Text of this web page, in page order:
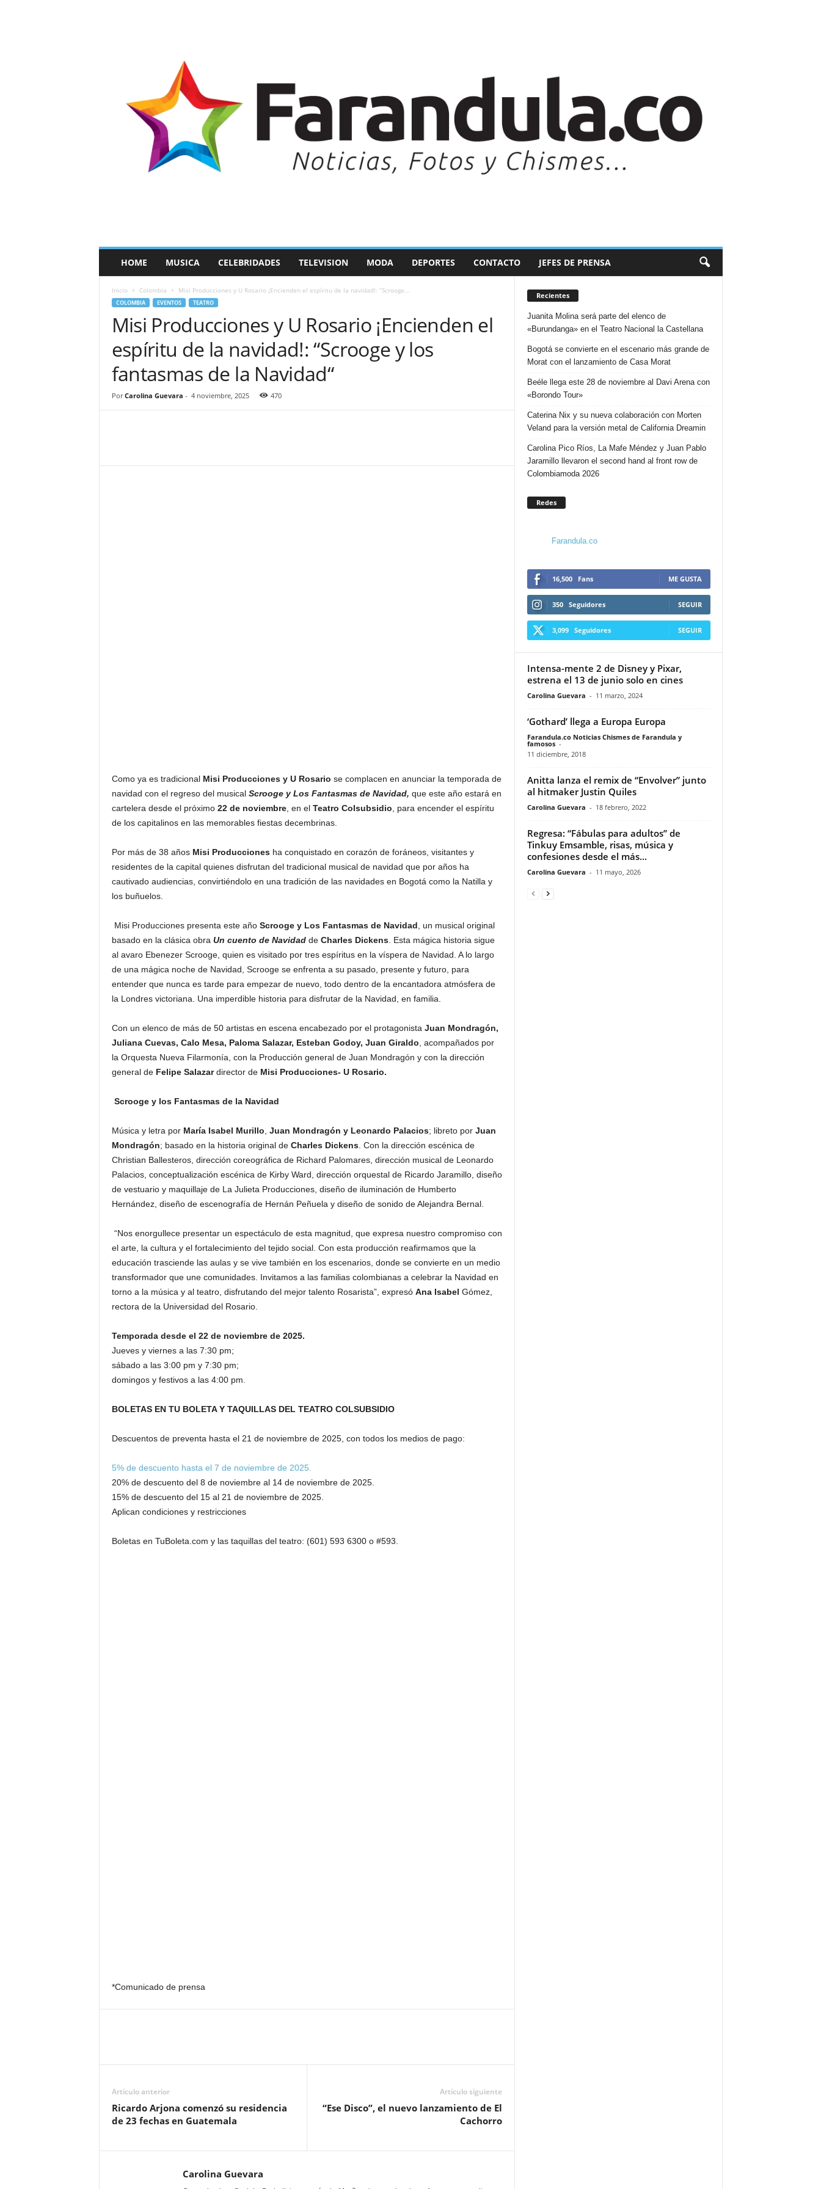
a
HOME MUSICA CELEBRIDADES TELEVISION MODA DEPORTES CONTACTO JEFES DE PRENSA
Inicio Colombia Misi Producciones y U Rosario ¡Encienden el espíritu de la navidad!: “Scrooge...
COLOMBIA EVENTOS TEATRO
Misi Producciones y U Rosario ¡Encienden el
espíritu de la navidad!: “Scrooge y los
fantasmas de la Navidad“
Por Carolina Guevara - 4 noviembre, 2025 470
Como ya es tradicional Misi Producciones y U Rosario se complacen en anunciar la temporada de
navidad con el regreso del musical Scrooge y Los Fantasmas de Navidad, que este año estará en
cartelera desde el próximo 22 de noviembre, en el Teatro Colsubsidio , para encender el espíritu
de los capitalinos en las memorables fiestas decembrinas.
Por más de 38 años Misi Produccionesha conquistado en corazón de foráneos, visitantes y
residentes de la capital quienes disfrutan del tradicional musical de navidad que por años ha
cautivado audiencias, convirtiéndolo en una tradición de las navidades en Bogotá como la Natilla y
los buñuelos.
Misi Producciones presenta este año Scrooge y Los Fantasmas de Navidad , un musical original
basado en la clásica obra Un cuento de Navidadde Charles Dickens. Esta mágica historia sigue
al avaro Ebenezer Scrooge, quien es visitado por tres espíritus en la víspera de Navidad. A lo largo
de una mágica noche de Navidad, Scrooge se enfrenta a su pasado, presente y futuro, para
entender que nunca es tarde para empezar de nuevo, todo dentro de la encantadora atmósfera de
la Londres victoriana. Una imperdible historia para disfrutar de la Navidad, en familia.
Con un elenco de más de 50 artistas en escena encabezado por el protagonista Juan Mondragón,
Juliana Cuevas, Calo Mesa, Paloma Salazar, Esteban Godoy, Juan Giraldo , acompañados por
la Orquesta Nueva Filarmonía, con la Producción general de Juan Mondragón y con la dirección
general de Felipe Salazardirector de Misi Producciones- U Rosario.
Scrooge y los Fantasmas de la Navidad
Música y letra por María Isabel Murillo Juan Mondragón y Leonardo Palacios; libreto por Juan
Mondragón; basado en la historia original de Charles Dickens. Con la dirección escénica de
Christian Ballesteros, dirección coreográfica de Richard Palomares, dirección musical de Leonardo
Palacios, conceptualización escénica de Kirby Ward, dirección orquestal de Ricardo Jaramillo, diseño
de vestuario y maquillaje de La Julieta Producciones, diseño de iluminación de Humberto
Hernández, diseño de escenografía de Hernán Peñuela y diseño de sonido de Alejandra Bernal.
“Nos enorgullece presentar un espectáculo de esta magnitud, que expresa nuestro compromiso con
el arte, la cultura y el fortalecimiento del tejido social. Con esta producción reafirmamos que la
educación trasciende las aulas y se vive también en los escenarios, donde se convierte en un medio
transformador que une comunidades. Invitamos a las familias colombianas a celebrar la Navidad en
torno a la música y al teatro, disfrutando del mejor talento Rosarista”, expresó Ana Isabel Gómez,
rectora de la Universidad del Rosario.
Temporada desde el 22 de noviembre de 2025.
Jueves y viernes a las 7:30 pm;
sábado a las 3:00 pm y 7:30 pm;
domingos y festivos a las 4:00 pm.
BOLETAS EN TU BOLETA Y TAQUILLAS DEL TEATRO COLSUBSIDIO
Descuentos de preventa hasta el 21 de noviembre de 2025, con todos los medios de pago:
5% de descuento hasta el 7 de noviembre de 2025.
20% de descuento del 8 de noviembre al 14 de noviembre de 2025.
15% de descuento del 15 al 21 de noviembre de 2025.
Aplican condiciones y restricciones
Boletas en TuBoleta.com y las taquillas del teatro: (601) 593 6300 o #593.
*Comunicado de prensa
Artículo anterior
Ricardo Arjona comenzó su residencia
de 23 fechas en Guatemala
Artículo siguiente
“Ese Disco”, el nuevo lanzamiento de El
Cachorro
Carolina Guevara
Recientes
Juanita Molina será parte del elenco de
«Burundanga» en el Teatro Nacional la Castellana
Bogotá se convierte en el escenario más grande de
Morat con el lanzamiento de Casa Morat
Beéle llega este 28 de noviembre al Davi Arena con
«Borondo Tour»
Caterina Nix y su nueva colaboración con Morten
Veland para la versión metal de California Dreamin
Carolina Pico Ríos, La Mafe Méndez y Juan Pablo
Jaramillo llevaron el second hand al front row de
Colombiamoda 2026
Redes
Farandula.co
16,500 Fans ME GUSTA
350 Seguidores SEGUIR
3,099 Seguidores SEGUIR
Intensa-mente 2 de Disney y Pixar,
estrena el 13 de junio solo en cines
Carolina Guevara - 11 marzo, 2024
‘Gothard’ llega a Europa Europa
Farandula.co Noticias Chismes de Farandula y
famosos -
11 diciembre, 2018
Anitta lanza el remix de “Envolver” junto
al hitmaker Justin Quiles
Carolina Guevara - 18 febrero, 2022
Regresa: “Fábulas para adultos” de
Tinkuy Emsamble, risas, música y
confesiones desde el más...
Carolina Guevara - 11 mayo, 2026